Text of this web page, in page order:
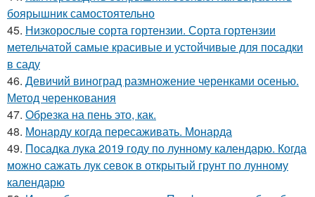
боярышник самостоятельно
45. Низкорослые сорта гортензии. Сорта гортензии
метельчатой самые красивые и устойчивые для посадки
в саду
46. Девичий виноград размножение черенками осенью.
Метод черенкования
47. Обрезка на пень это, как.
48. Монарду когда пересаживать. Монарда
49. Посадка лука 2019 году по лунному календарю. Когда
можно сажать лук севок в открытый грунт по лунному
календарю